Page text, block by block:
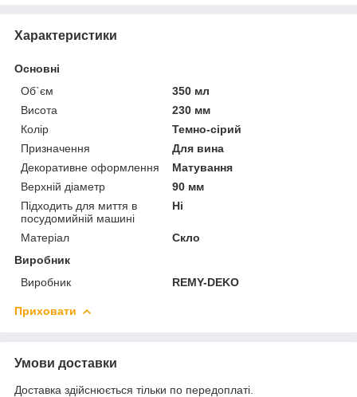
Характеристики
Основні
Об`єм
350 мл
Висота
230 мм
Колір
Темно-сірий
Призначення
Для вина
Декоративне оформлення
Матування
Верхній діаметр
90 мм
Підходить для миття в
посудомийній машині
Ні
Матеріал
Скло
Виробник
Виробник
REMY-DEKO
Приховати
Умови доставки
Доставка здійснюється тільки по передоплаті.